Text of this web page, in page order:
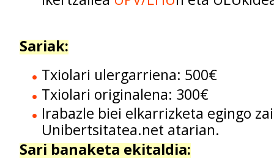
Sariak:
Txiolari ulergarriena: 500€
Txiolari originalena: 300€
Irabazle biei elkarrizketa egingo
Unibertsitatea.net atarian.
Sari banaketa ekitaldia: